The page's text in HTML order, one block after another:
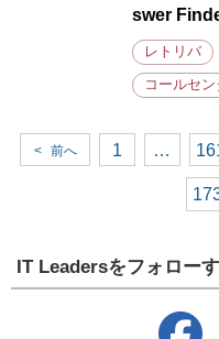
swer
レトリバ
コールセン
< 前へ 1 …
IT Leadersをフォロー